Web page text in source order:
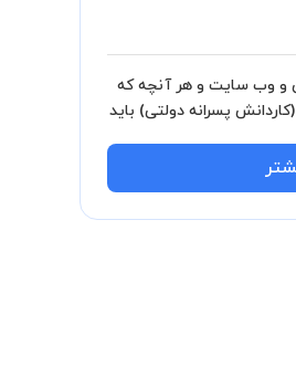
و وب سایت و هر آنچه که
پسرانه دولتی) باید